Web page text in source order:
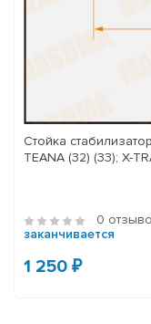
Стойка
TEANA (32) (33); X-
0
заканчивается
1 250 ₽